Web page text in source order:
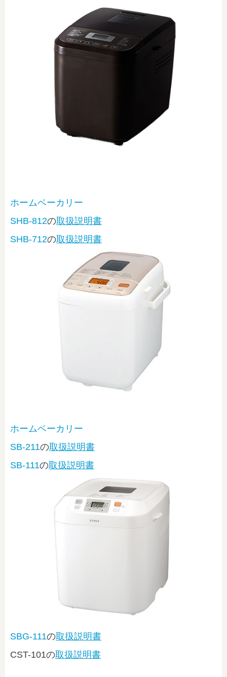
ホームベーカリー
SHB-812の取扱説明書
SHB-712の取扱説明書
ホームベーカリー
SB-211の取扱説明書
SB-111の取扱説明書
SBG-111の取扱説明書
CST-101の取扱説明書